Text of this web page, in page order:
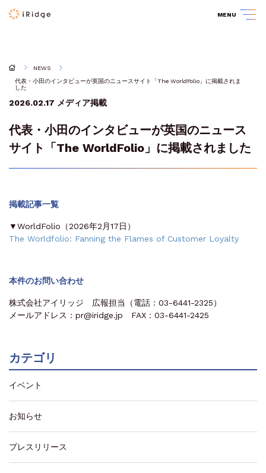
MENU
NEWS
代表・小田のインタビューが英国のニュースサイト「The WorldFolio」に掲載されま
した
2026.02.17 メディア掲載
代表・小田のインタビューが英国のニュース
サイト「The WorldFolio」に掲載されました
掲載記事一覧
▼WorldFolio（2026年2月17日）
The Worldfolio: Fanning the Flames of Customer Loyalty
本件のお問い合わせ
株式会社アイリッジ 広報担当（電話：03-6441-2325）
メールアドレス：pr@iridge.jp FAX：03-6441-2425
カテゴリ
イベント
お知らせ
プレスリリース